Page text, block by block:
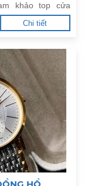
khảo top cửa
hãng uy tín tại
Chi tiết